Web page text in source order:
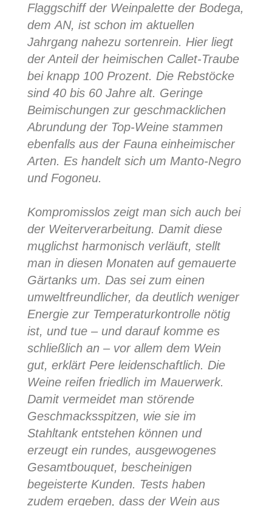
Flaggschiff der Weinpalette der Bodega,
dem АN, ist schon im aktuellen
Jahrgang nahezu sortenrein. Hier liegt
der Anteil der heimischen Callet-Traube
bei knapp 100 Prozent. Die Rebstöcke
sind 40 bis 60 Jahre alt. Geringe
Beimischungen zur geschmacklichen
Abrundung der Top-Weine stammen
ebenfalls aus der Fauna einheimischer
Arten. Es handelt sich um Manto-Negro
und Fogoneu.
Kompromisslos zeigt man sich auch bei
der Weiterverarbeitung. Damit diese
mцglichst harmonisch verläuft, stellt
man in diesen Monaten auf gemauerte
Gärtanks um. Das sei zum einen
umweltfreundlicher, da deutlich weniger
Energie zur Temperaturkontrolle nötig
ist, und tue – und darauf komme es
schließlich an – vor allem dem Wein
gut, erklärt Pere leidenschaftlich. Die
Weine reifen friedlich im Mauerwerk.
Damit vermeidet man störende
Geschmacksspitzen, wie sie im
Stahltank entstehen können und
erzeugt ein rundes, ausgewogenes
Gesamtbouquet, bescheinigen
begeisterte Kunden. Tests haben
zudem ergeben, dass der Wein aus